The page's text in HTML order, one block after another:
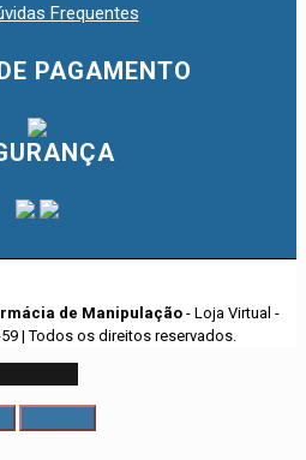
Frequentes
PAGAMENTO
de Manipulação- Loja Virtual -
| Todos os direitos reservados.